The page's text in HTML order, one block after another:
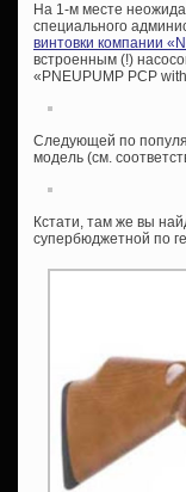
На 1-м месте
специального
винтовки компании
встроенным (!)
«PNEUPUMP PCP
Следующей по
модель (см.
Кстати, там же вы
супербюджетной по